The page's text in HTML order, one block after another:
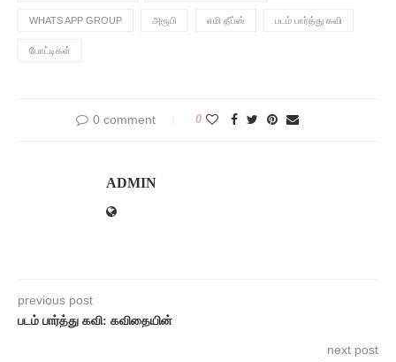
WHATS APP GROUP அரூபி எமி தீப்ஸ் படம் பார்த்து கவி
போட்டிகள்
0 comment 0
ADMIN
previous post
படம் பார்த்து கவி: கவிதையின்
next post